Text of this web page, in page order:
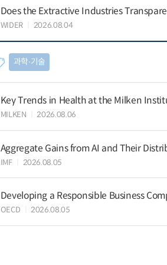
Does the Extractive Industries
WIDER 2026.08.04
과학∙기술
Key Trends in Health at the Milken
MILKEN 2026.08.06
Aggregate Gains from AI and Their
IMF 2026.08.05
Developing a Responsible Business
OECD 2026.08.05